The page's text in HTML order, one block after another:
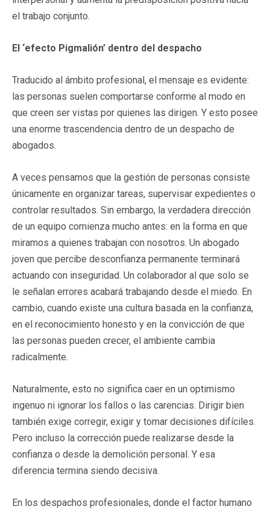
el trabajo conjunto.
El ‘efecto Pigmalión’ dentro del despacho
Traducido al ámbito profesional, el mensaje es evidente:
las personas suelen comportarse conforme al modo en
que creen ser vistas por quienes las dirigen. Y esto posee
una enorme trascendencia dentro de un despacho de
abogados.
A veces pensamos que la gestión de personas consiste
únicamente en organizar tareas, supervisar expedientes o
controlar resultados. Sin embargo, la verdadera dirección
de un equipo comienza mucho antes: en la forma en que
miramos a quienes trabajan con nosotros. Un abogado
joven que percibe desconfianza permanente terminará
actuando con inseguridad. Un colaborador al que solo se
le señalan errores acabará trabajando desde el miedo. En
cambio, cuando existe una cultura basada en la confianza,
en el reconocimiento honesto y en la convicción de que
las personas pueden crecer, el ambiente cambia
radicalmente.
Naturalmente, esto no significa caer en un optimismo
ingenuo ni ignorar los fallos o las carencias. Dirigir bien
también exige corregir, exigir y tomar decisiones difíciles.
Pero incluso la corrección puede realizarse desde la
confianza o desde la demolición personal. Y esa
diferencia termina siendo decisiva.
En los despachos profesionales, donde el factor humano